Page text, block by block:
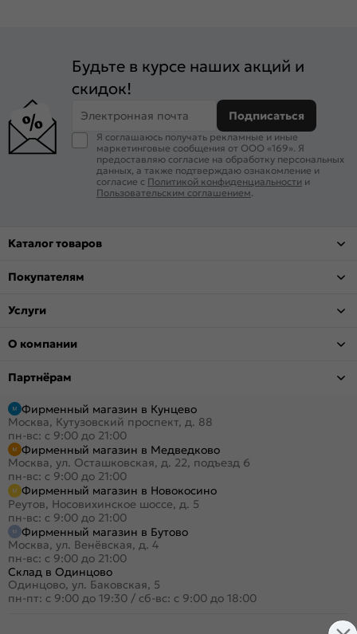
Будьте в курсе наших акций и
скидок!
Электронная почта Подписаться
Я соглашаюсь получать рекламные и иные
маркетинговые сообщения от ООО «169». Я
предоставляю согласие на обработку персональных
данных, а также подтверждаю ознакомление и
согласие с Политикой конфиденциальности и
Пользовательским соглашением.
Каталог товаров
Покупателям
Услуги
О компании
Партнёрам
Фирменный магазин в Кунцево
Москва, Кутузовский проспект, д. 88
пн-вс: с 9:00 до 21:00
Фирменный магазин в Медведково
Москва, ул. Осташковская, д. 22, подъезд 6
пн-вс: с 9:00 до 21:00
Фирменный магазин в Новокосино
Реутов, Носовихинское шоссе, д. 5
пн-вс: с 9:00 до 21:00
Фирменный магазин в Бутово
Москва, ул. Венёвская, д. 4
пн-вс: с 9:00 до 21:00
Склад в Одинцово
Одинцово, ул. Баковская, 5
пн-пт: с 9:00 до 19:30 / сб-вс: с 9:00 до 18:00